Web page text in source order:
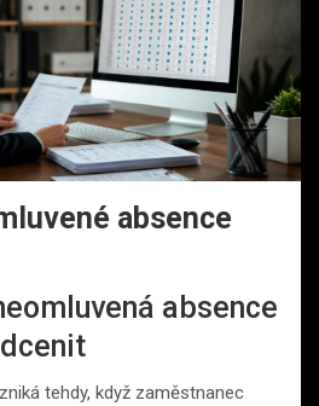
absence
absence
tehdy, když zaměstnanec